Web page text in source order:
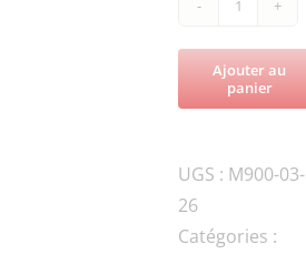
de
M900-
947-
ARM
Ajouter au
panier
UGS : M900-03-
26
Catégories :